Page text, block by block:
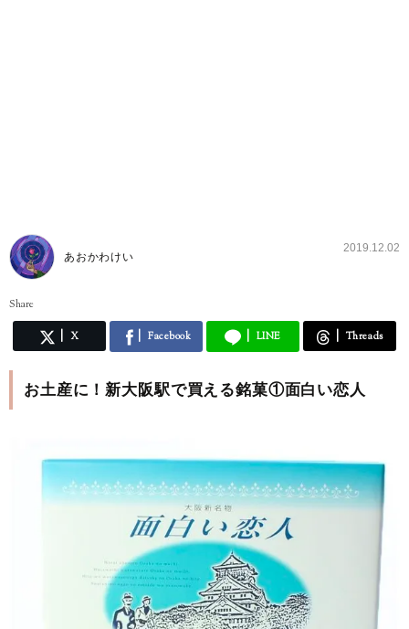
あおかわけい
2019.12.02
Share
X Facebook LINE Threads
お土産に！新大阪駅で買える銘菓①面白い恋人